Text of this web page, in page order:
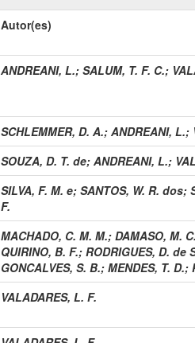
Autor(es)
ANDREANI, L.; SALUM, T. F. C.;
SCHLEMMER, D. A.; ANDREANI, L.;
SOUZA, D. T. de; ANDREANI, L.;
SILVA, F. M. e; SANTOS, W. R. dos;
F.
MACHADO, C. M. M.; DAMASO, M.
QUIRINO, B. F.; RODRIGUES, D. de
GONCALVES, S. B.; MENDES, T. D.;
VALADARES, L. F.